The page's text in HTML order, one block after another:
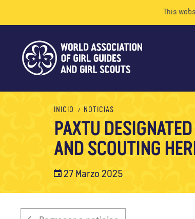
This
INICIO NOTICIAS
PAXTU
AND SCOUTING
27 Marzo 2025